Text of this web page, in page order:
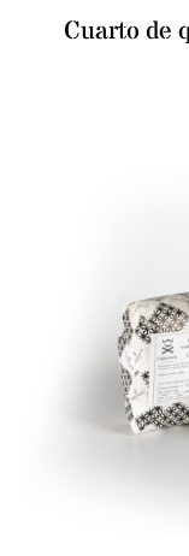
Cuarto de